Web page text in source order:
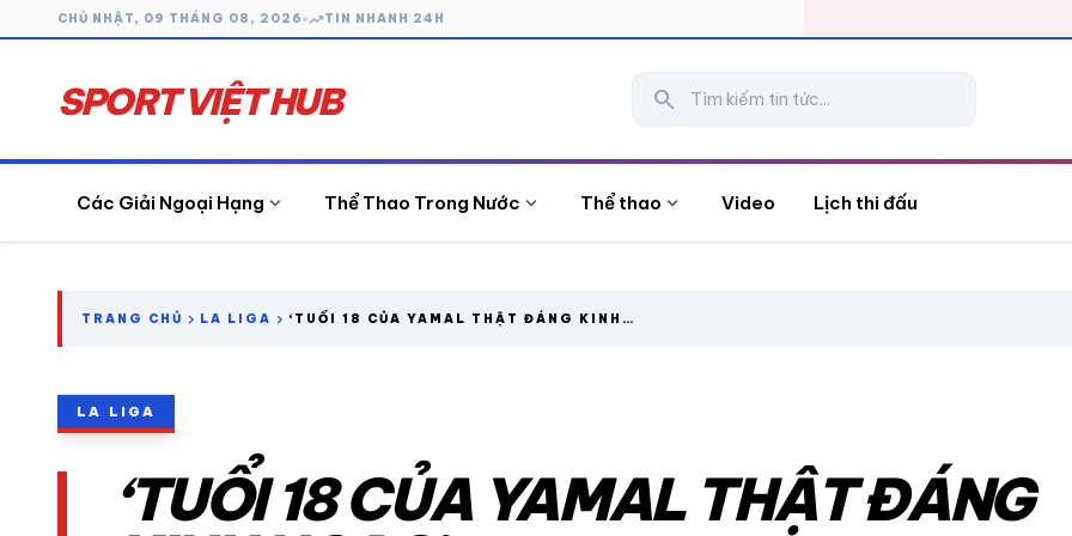
CHỦ NHẬT, 09 THÁNG 08, 2026 trending_upTIN NHANH 24H
SPORT VIỆT HUB search
Các Giải Ngoại Hạng expand_more Thể Thao Trong Nước expand_more Thể thao expand_more Video Lịch thi đấu
THỂ THAO TRONG NƯỚC
TRANG CHỦ chevron_right LA LIGA chevron_right ‘TUỔI 18 CỦA YAMAL THẬT ĐÁNG KINH
LA LIGA
‘TUỔI 18 CỦA YAMAL THẬT ĐÁNG